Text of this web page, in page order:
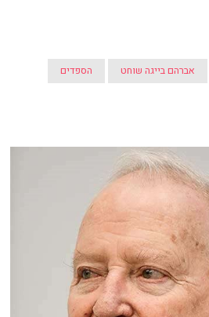
אברהם בייגה שוחט
הספדים